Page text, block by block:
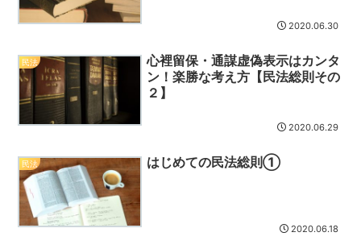
2020.06.30
民法
心裡留保・通謀虚偽表示はカンタ
ン！楽勝な考え方【民法総則その
２】
2020.06.29
民法 はじめての民法総則①
2020.06.18